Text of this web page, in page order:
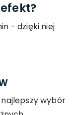
- dzięki niej
wybór